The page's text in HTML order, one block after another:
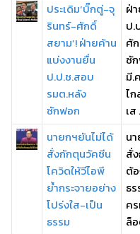
ประเดิม‘บิ๊กตู่-จุ
รินทร์-ศักดิ์
สยาม’! ฝ่ายค้าน
แบ่งงานยื่น
ป.ป.ช.สอบ
รมต.หลัง
ซักฟอก
ฝ่
ป.
ศั
ซั
มี.
ไ
เส
นายกฯยันไม่ได้
สั่งกักตุนวัคซีน
โควิดให้วีไอพี
ย้ำกระจายอย่าง
โปร่งใส-เป็น
ธรรม
น
สั่
ต้
ธ
ค
ล็